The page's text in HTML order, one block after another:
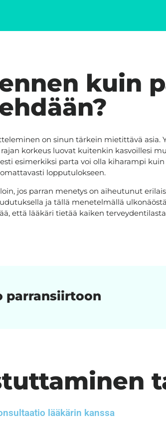
kuin
on sinun tärkein mietittävä asia.
korkeus luovat kuitenkin kasvoillesi
esimerkiksi parta voi olla kiharampi
lopputulokseen.
jos parran menetys on aiheutunut
ja tällä menetelmällä
että lääkäri tietää kaiken
parransiirtoon
lääkärin kanssa